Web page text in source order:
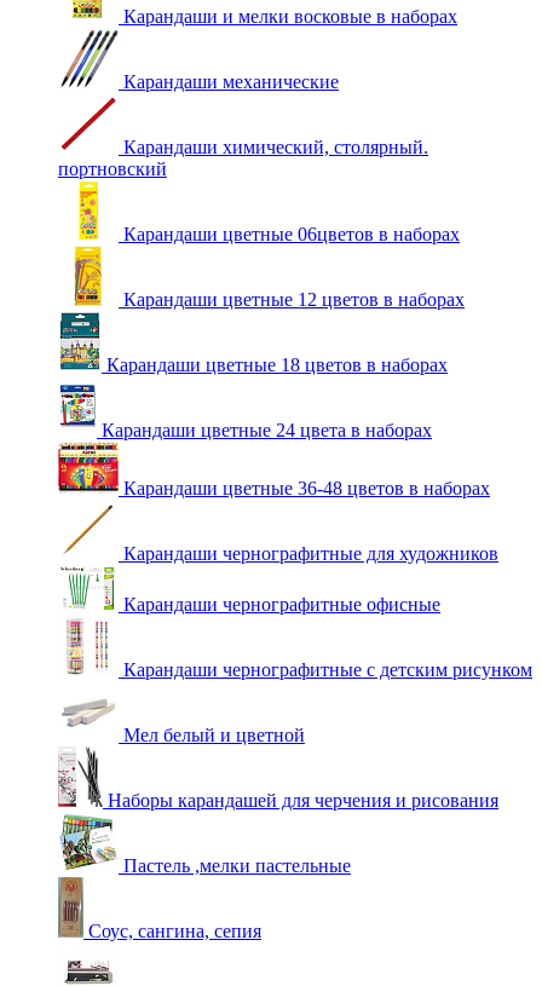
Карандаши и мелки восковые в наборах
Карандаши механические
Карандаши химический, столярный.
портновский
Карандаши цветные 06цветов в наборах
Карандаши цветные 12 цветов в наборах
Карандаши цветные 18 цветов в наборах
Карандаши цветные 24 цвета в наборах
Карандаши цветные 36-48 цветов в наборах
Карандаши чернографитные для художников
Карандаши чернографитные офисные
Карандаши чернографитные с детским рисунком
Мел белый и цветной
Наборы карандашей для черчения и рисования
Пастель ,мелки пастельные
Соус, сангина, сепия